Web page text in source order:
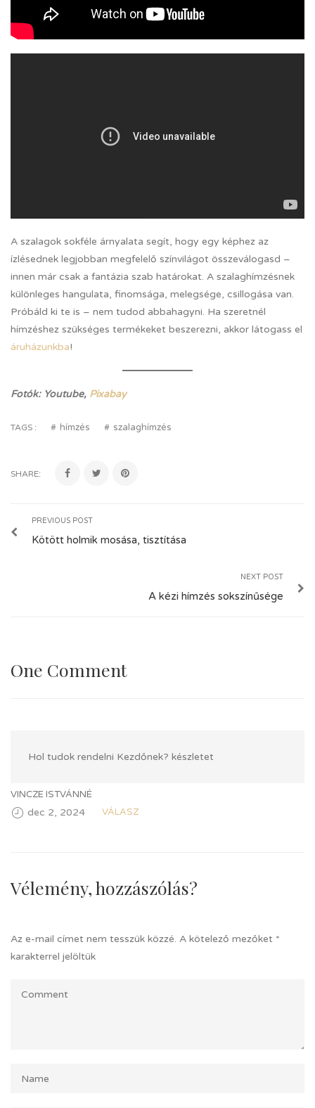
A szalagok sokféle árnyalata segít, hogy egy képhez az
ízlésednek legjobban megfelelő színvilágot összeválogasd –
innen már csak a fantázia szab határokat. A szalaghímzésnek
különleges hangulata, finomsága, melegsége, csillogása van.
Próbáld ki te is – nem tudod abbahagyni. Ha szeretnél
hímzéshez szükséges termékeket beszerezni, akkor látogass el
áruházunkba!
Fotók: Youtube, Pixabay
TAGS : hímzés szalaghímzés
SHARE:
PREVIOUS POST
Kötött holmik mosása, tisztítása
NEXT POST
A kézi hímzés sokszínűsége
One Comment
Hol tudok rendelni Kezdőnek? készletet
VINCZE ISTVÁNNÉ
dec 2, 2024 VÁLASZ
Vélemény, hozzászólás?
Az e-mail címet nem tesszük közzé. A kötelező mezőket *
karakterrel jelöltük